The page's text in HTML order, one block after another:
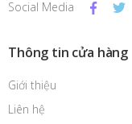
Social Media
Thông tin cửa hàng
Giới thiệu
Liên hệ